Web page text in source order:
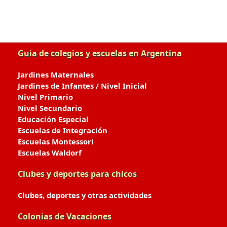
Guia de colegios y escuelas en Argentina
Jardines Maternales
Jardines de Infantes / Nivel Inicial
Nivel Primario
Nivel Secundario
Educación Especial
Escuelas de Integración
Escuelas Montessori
Escuelas Waldorf
Clubes y deportes para chicos
Clubes, deportes y otras actividades
Colonias de Vacaciones